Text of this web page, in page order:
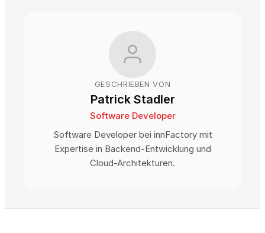
GESCHRIEBEN VON
Patrick Stadler
Software Developer
Software Developer bei innFactory mit
Expertise in Backend-Entwicklung und
Cloud-Architekturen.